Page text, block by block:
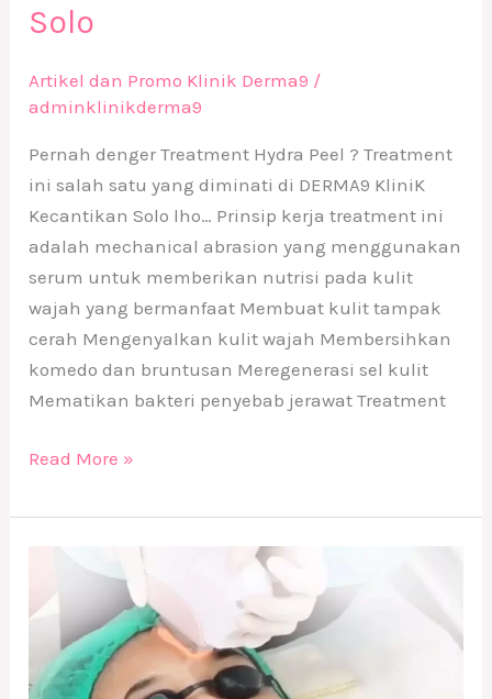
Solo
Artikel dan Promo Klinik Derma9 /
adminklinikderma9
Pernah denger Treatment Hydra Peel ? Treatment
ini salah satu yang diminati di DERMA9 KliniK
Kecantikan Solo lho… Prinsip kerja treatment ini
adalah mechanical abrasion yang menggunakan
serum untuk memberikan nutrisi pada kulit
wajah yang bermanfaat Membuat kulit tampak
cerah Mengenyalkan kulit wajah Membersihkan
komedo dan bruntusan Meregenerasi sel kulit
Mematikan bakteri penyebab jerawat Treatment
Read More »
di
DERMA9
Klinik